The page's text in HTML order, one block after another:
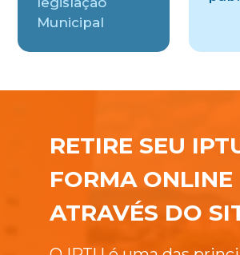
Municipal
RETIRE SEU
FORMA ONLINE
ATRAVÉS DO